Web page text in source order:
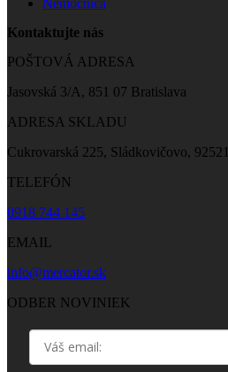
Nemocnica
Kontaktujte nás
POŠTOVÁ ADRESA
Jasovská 3/A, 851 07 Bratislava
ADRESA SKLADU
Cukrovarská 225, Sládkovičovo, 92521
TELEFÓN
0918 744 145
EMAIL
info@mercator.sk
ODBER NOVINIEK